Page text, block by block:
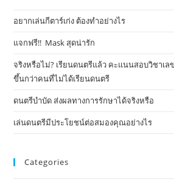
อยากเล่นกีตาร์เก่ง ต้องทำอย่างไร
แจกฟรี!! Mask​ สุดน่ารัก
จริงหรือไม่? เรียนดนตรีแล้ว คะแนนสอบวิชาเ
ขึ้นกว่าคนที่ไม่ได้เรียนดนตรี
ดนตรีบำบัด ส่งผลทางการรักษาได้จริงหรือ
เล่นดนตรีมีประโยชน์ต่อสมองคุณอย่างไร
Categories